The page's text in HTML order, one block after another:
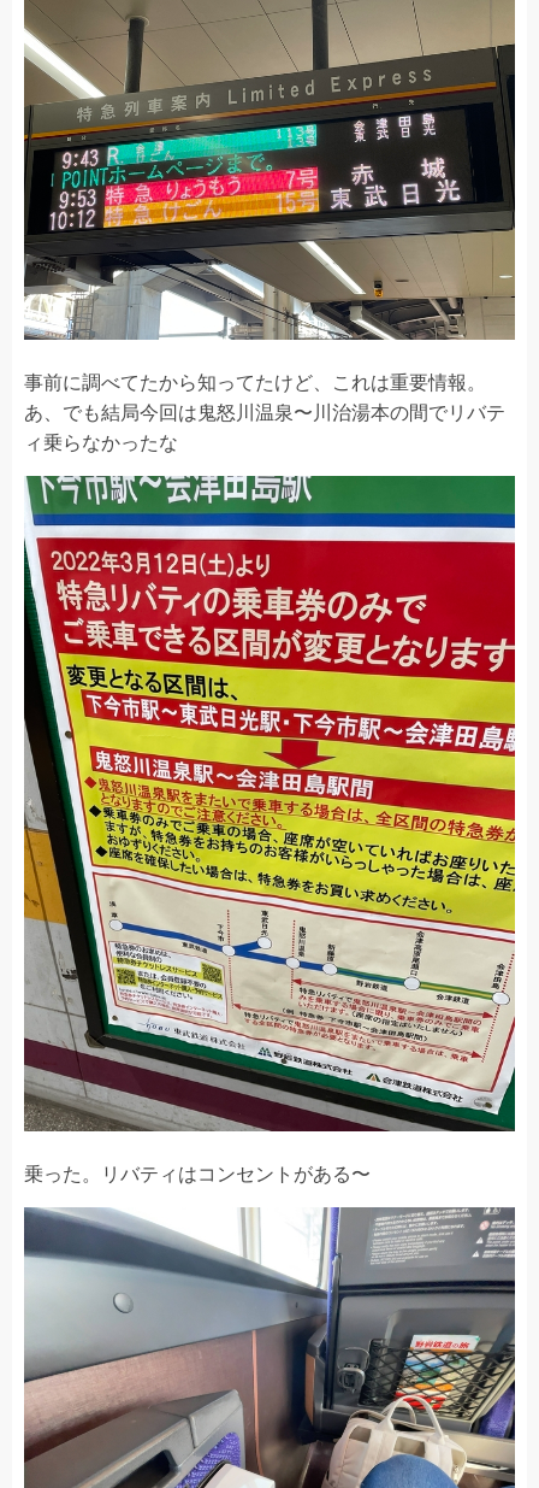
事前に調べてたから知ってたけど、これは重要情報。
あ、でも結局今回は鬼怒川温泉〜川治湯本の間でリバテ
ィ乗らなかったな
乗った。リバティはコンセントがある〜